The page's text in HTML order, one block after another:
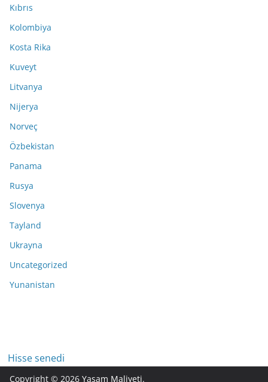
Kıbrıs
Kolombiya
Kosta Rika
Kuveyt
Litvanya
Nijerya
Norveç
Özbekistan
Panama
Rusya
Slovenya
Tayland
Ukrayna
Uncategorized
Yunanistan
Hisse senedi
Copyright © 2026 Yaşam Maliyeti.